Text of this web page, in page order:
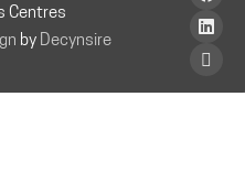
Centres
by Decynsire